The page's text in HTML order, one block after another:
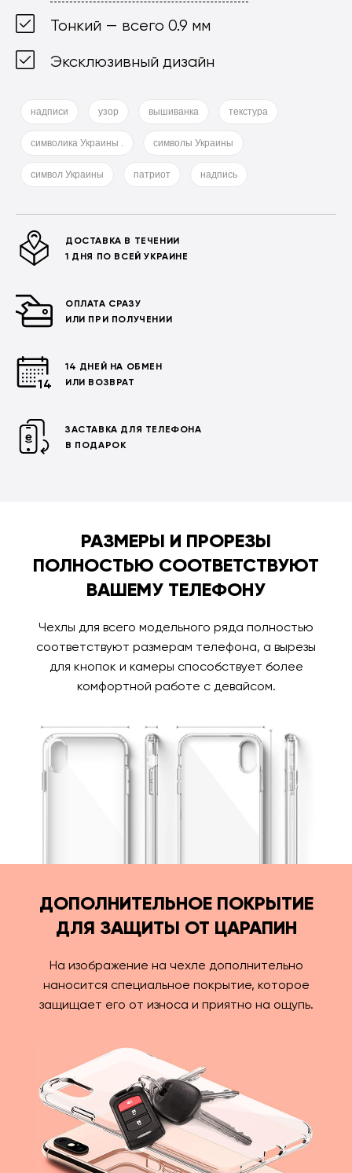
Тонкий — всего 0.9 мм
Эксклюзивный дизайн
надписи узор вышиванка текстура
символика Украины . символы Украины
символ Украины патриот надпись
ДОСТАВКА В ТЕЧЕНИИ
1 ДНЯ ПО ВСЕЙ УКРАИНЕ
ОПЛАТА СРАЗУ
ИЛИ ПРИ ПОЛУЧЕНИИ
14 ДНЕЙ НА ОБМЕН
ИЛИ ВОЗВРАТ
ЗАСТАВКА ДЛЯ ТЕЛЕФОНА
В ПОДАРОК
РАЗМЕРЫ И ПРОРЕЗЫ
ПОЛНОСТЬЮ СООТВЕТСТВУЮТ
ВАШЕМУ ТЕЛЕФОНУ
Чехлы для всего модельного ряда полностью
соответствуют размерам телефона, а вырезы
для кнопок и камеры способствует более
комфортной работе с девайсом.
ДОПОЛНИТЕЛЬНОЕ ПОКРЫТИЕ
ДЛЯ ЗАЩИТЫ ОТ ЦАРАПИН
На изображение на чехле дополнительно
наносится специальное покрытие, которое
защищает его от износа и приятно на ощупь.